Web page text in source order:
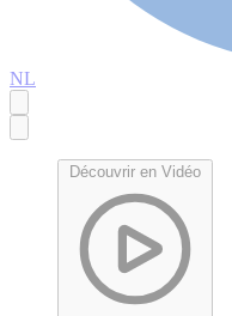
NL
Découvrir en Vidéo